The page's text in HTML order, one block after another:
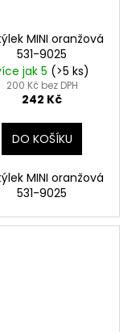
MINI oranžová
531-9025
jak 5 (>5 ks)
200 Kč bez DPH
242 Kč
DO KOŠÍKU
MINI oranžová
531-9025